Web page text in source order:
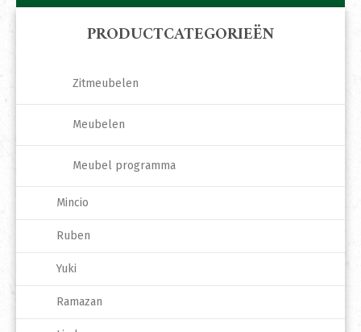
PRODUCTCATEGORIEËN
Zitmeubelen
Meubelen
Meubel programma
Mincio
Ruben
Yuki
Ramazan